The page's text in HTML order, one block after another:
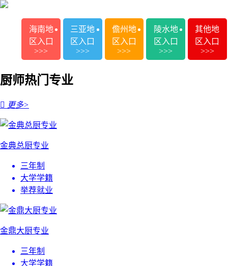
海南地
区入口
>>>
三亚地
区入口
>>>
儋州地
区入口
>>>
陵水地
区入口
>>>
其他地
区入口
>>>
厨师热门专业
 更多>
金典总厨专业
三年制
大学学籍
举荐就业
金鼎大厨专业
三年制
大学学籍